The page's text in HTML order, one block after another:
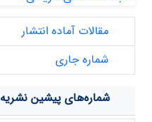
مقالات آماده انتشار
شماره جاری
شماره‌های پیشین نشریه